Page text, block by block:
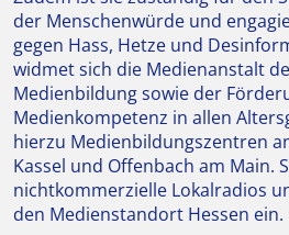
der Menschenwürde und
gegen Hass, Hetze und
widmet sich die Medienanstalt
Medienbildung sowie der
Medienkompetenz in allen
hierzu Medienbildungszentren
Kassel und Offenbach am Main.
nichtkommerzielle Lokalradios
den Medienstandort Hessen ein.